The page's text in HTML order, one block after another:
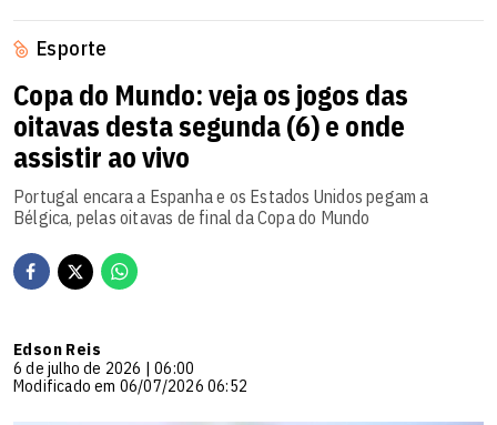
Esporte
Copa do Mundo: veja os jogos das
oitavas desta segunda (6) e onde
assistir ao vivo
Portugal encara a Espanha e os Estados Unidos pegam a
Bélgica, pelas oitavas de final da Copa do Mundo
Edson Reis
6 de julho de 2026 | 06:00
Modificado em 06/07/2026 06:52